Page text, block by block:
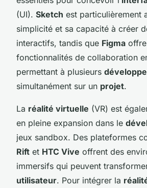
(UI). Sketch est particulièrement
simplicité et sa capacité à créer
interactifs, tandis que Figma
fonctionnalités de collaboration
permettant à plusieurs
simultanément sur un projet.
La réalité virtuelle (VR) est
en pleine expansion dans le
jeux sandbox. Des plateformes
Rift et HTC Vive offrent des
immersifs qui peuvent
utilisateur. Pour intégrer la